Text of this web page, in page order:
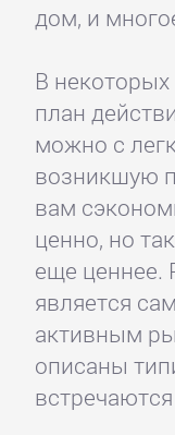
дом, и
В
план
можно с
возникшую
вам
ценно, но
еще ценнее.
является
активным
описаны